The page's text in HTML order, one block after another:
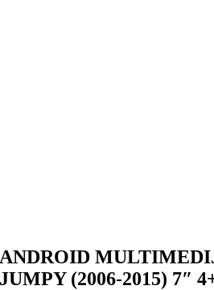
ANDROID
JUMPY (2006-2015) 7″